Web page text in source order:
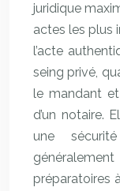
juridique
actes les plus
l’acte
seing privé,
le mandant et
d’un notaire.
une
préparatoires